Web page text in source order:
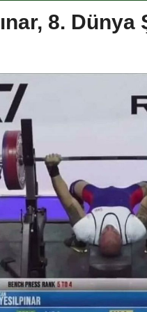
8.
Dünya Kupası’nı
Kore’den sert karar